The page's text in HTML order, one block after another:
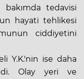
tedavisi
hayati tehlikesi
ciddiyetini
Y.K.'nin ise daha
Olay yeri ve